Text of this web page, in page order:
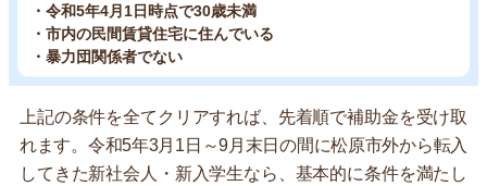
・令和5年4月1日時点で30歳未満
・市内の民間賃貸住宅に住んでいる
・暴力団関係者でない
上記の条件を全てクリアすれば、先着順で補助金を受け取
れます。令和5年3月1日～9月末日の間に松原市外から転入
してきた新社会人・新入学生なら、基本的に条件を満たし